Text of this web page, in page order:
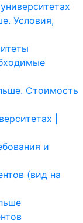
Условия,
Стоимость
|
и
(вид на